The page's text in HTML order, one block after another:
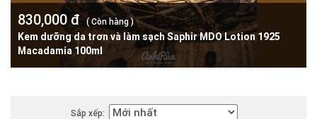
830,000 đ( Còn hàng )
Kem dưỡng da trơn và làm sạch Saphir MDO Lotion 1925
Macadamia 100ml
Sắp xếp: